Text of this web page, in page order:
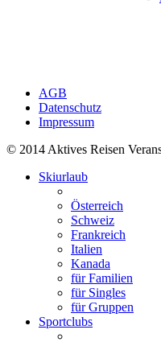
AGB
Datenschutz
Impressum
© 2014 Aktives Reisen
Skiurlaub
Österreich
Schweiz
Frankreich
Italien
Kanada
für Familien
für Singles
für Gruppen
Sportclubs